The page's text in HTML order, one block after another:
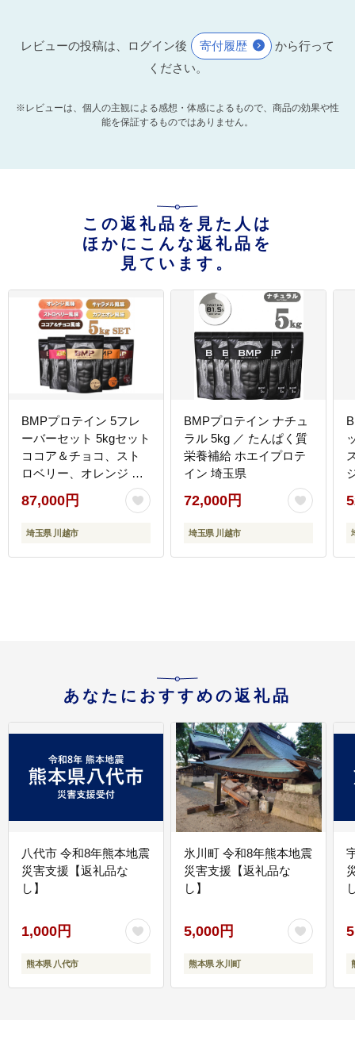
レビューの投稿は、ログイン後 寄付履歴
から行って
ください。
※レビューは、個人の主観による感想・体感によるもので、商品の効果や性
能を保証するものではありません。
この返礼品を見た人は
ほかにこんな返礼品を
見ています。
BMPプロテイン 5フレ
ーバーセット 5kgセット
ココア＆チョコ、スト
ロベリー、オレンジ 、
キャラメル、カフェオ
レ 計5kg ／ たんぱく質
栄養補給 ホエイプロテ
87,000円
埼玉県 川越市
BMPプロテイン ナチュ
ラル 5kg ／ たんぱく質
栄養補給 ホエイプロテ
イン 埼玉県
72,000円
埼玉県 川越市
あなたにおすすめの返礼品
八代市 令和8年熊本地震
災害支援【返礼品な
し】
1,000円
熊本県 八代市
氷川町 令和8年熊本地震
災害支援【返礼品な
し】
5,000円
熊本県 氷川町